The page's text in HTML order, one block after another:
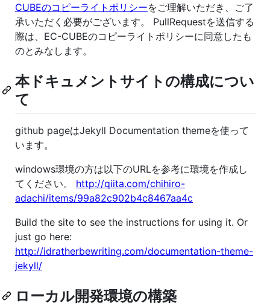
CUBEのコピーライトポリシーをご理解いただき、ご了
承いただく必要がございます。 PullRequestを送信する
際は、EC-CUBEのコピーライトポリシーに同意したも
のとみなします。
本ドキュメントサイトの構成につい
て
github pageはJekyll Documentation themeを使って
います。
windows環境の方は以下のURLを参考に環境を作成し
てください。 http://qiita.com/chihiro-
adachi/items/99a82c902b4c8467aa4c
Build the site to see the instructions for using it. Or
just go here:
http://idratherbewriting.com/documentation-theme-
jekyll/
ローカル開発環境の構築